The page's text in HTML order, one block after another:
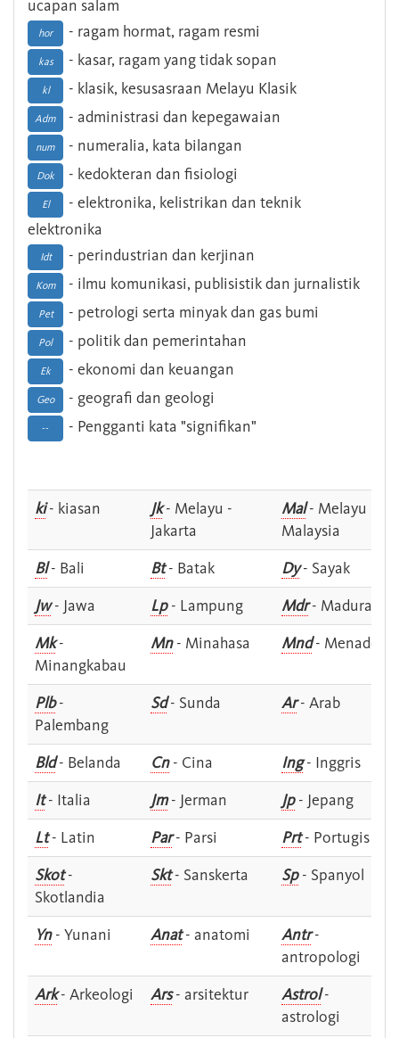
ucapan salam
hor - ragam hormat, ragam resmi
kas - kasar, ragam yang tidak sopan
kl - klasik, kesusasraan Melayu Klasik
Adm - administrasi dan kepegawaian
num - numeralia, kata bilangan
Dok - kedokteran dan fisiologi
El
- elektronika, kelistrikan dan teknik
elektronika
Idt - perindustrian dan kerjinan
Kom - ilmu komunikasi, publisistik dan jurnalistik
Pet - petrologi serta minyak dan gas bumi
Pol - politik dan pemerintahan
Ek - ekonomi dan keuangan
Geo - geografi dan geologi
-- - Pengganti kata "signifikan"
ki- kiasan Jk- Melayu -
Jakarta
Mal- Melayu -
Malaysia
Bl- Bali Bt- Batak Dy- Sayak
Jw- Jawa Lp- Lampung Mdr- Madura
Mk-
Minangkabau
Mn- Minahasa Mnd- Menado
Plb-
Palembang
Sd- Sunda Ar- Arab
Bld- Belanda Cn- Cina Ing- Inggris
It- Italia Jm- Jerman Jp- Jepang
Lt- Latin Par- Parsi Prt- Portugis
Skot-
Skotlandia
Skt- Sanskerta Sp- Spanyol
Yn- Yunani Anat- anatomi Antr-
antropologi
Ark- Arkeologi Ars- arsitektur Astrol-
astrologi